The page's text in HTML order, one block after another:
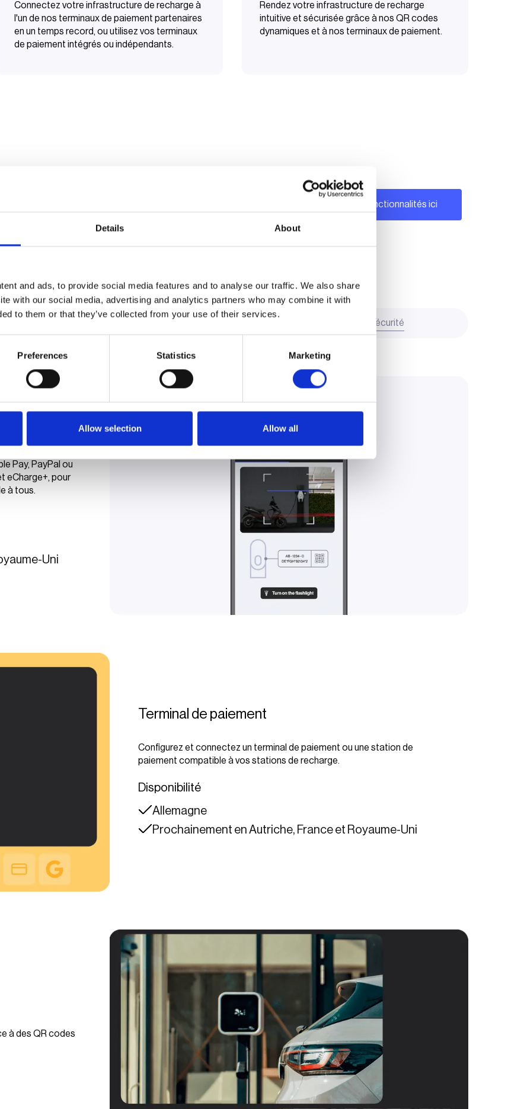
Details About
and ads, to provide social media features and to analyse our traffic. We also share
with our social media, advertising and analytics partners who may combine it with
to them or that they’ve collected from your use of their services.
Preferences Statistics Marketing
Allow selection Allow all
Connectez votre infrastructure de recharge à
l'un de nos terminaux de paiement partenaires
en un temps record, ou utilisez vos terminaux
de paiement intégrés ou indépendants.
Rendez votre infrastructure de recharge
intuitive et sécurisée grâce à nos QR codes
dynamiques et à nos terminaux de paiement.
de
Toutes les fonctionnalités ici
Transparence et sécurité
Pay, PayPal ou
eCharge+, pour
à tous.
Uni​
Terminal de paiement
Configurez et connectez un terminal de paiement ou une station de
paiement compatible à vos stations de recharge.
Disponibilité
Allemagne
Prochainement en Autriche, France et Royaume-Uni​
à des QR codes